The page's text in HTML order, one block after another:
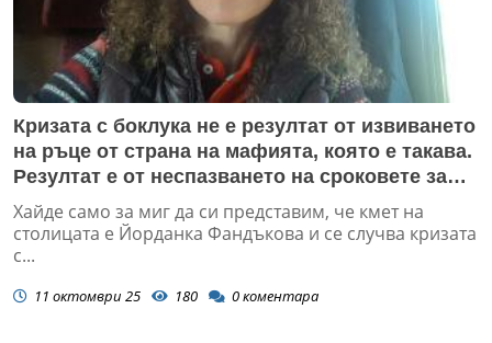
Кризата с боклука не е резултат от извиването
на ръце от страна на мафията, която е такава.
Резултат е от неспазването на сроковете за
пускането на обществената поръчка
Хайде само за миг да си представим, че кмет на
столицата е Йорданка Фандъкова и се случва кризата
с...
11 октомври 25 180 0коментара